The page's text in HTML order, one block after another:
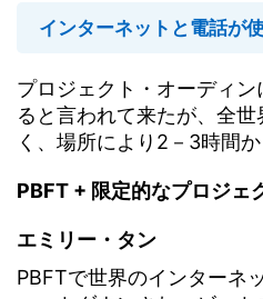
インターネットと電話が
プロジェクト・オーディン
ると言われて来たが、 全世
く、場所により2－3時間か
PBFT + 限定的なプロジェ
エミリー・タン
PBFTで世界のインターネ